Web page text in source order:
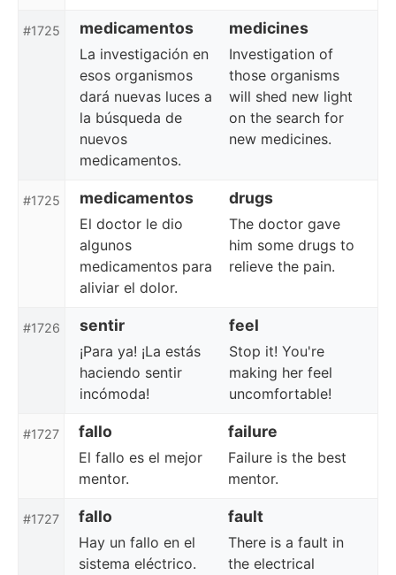
#1725 medicamentos medicines
La investigación en
esos organismos
dará nuevas luces a
la búsqueda de
nuevos
medicamentos.
Investigation of
those organisms
will shed new light
on the search for
new medicines.
#1725 medicamentos drugs
El doctor le dio
algunos
medicamentos para
aliviar el dolor.
The doctor gave
him some drugs to
relieve the pain.
#1726 sentir feel
¡Para ya! ¡La estás
haciendo sentir
incómoda!
Stop it! You're
making her feel
uncomfortable!
#1727 fallo failure
El fallo es el mejor
mentor.
Failure is the best
mentor.
#1727 fallo fault
Hay un fallo en el
sistema eléctrico.
There is a fault in
the electrical